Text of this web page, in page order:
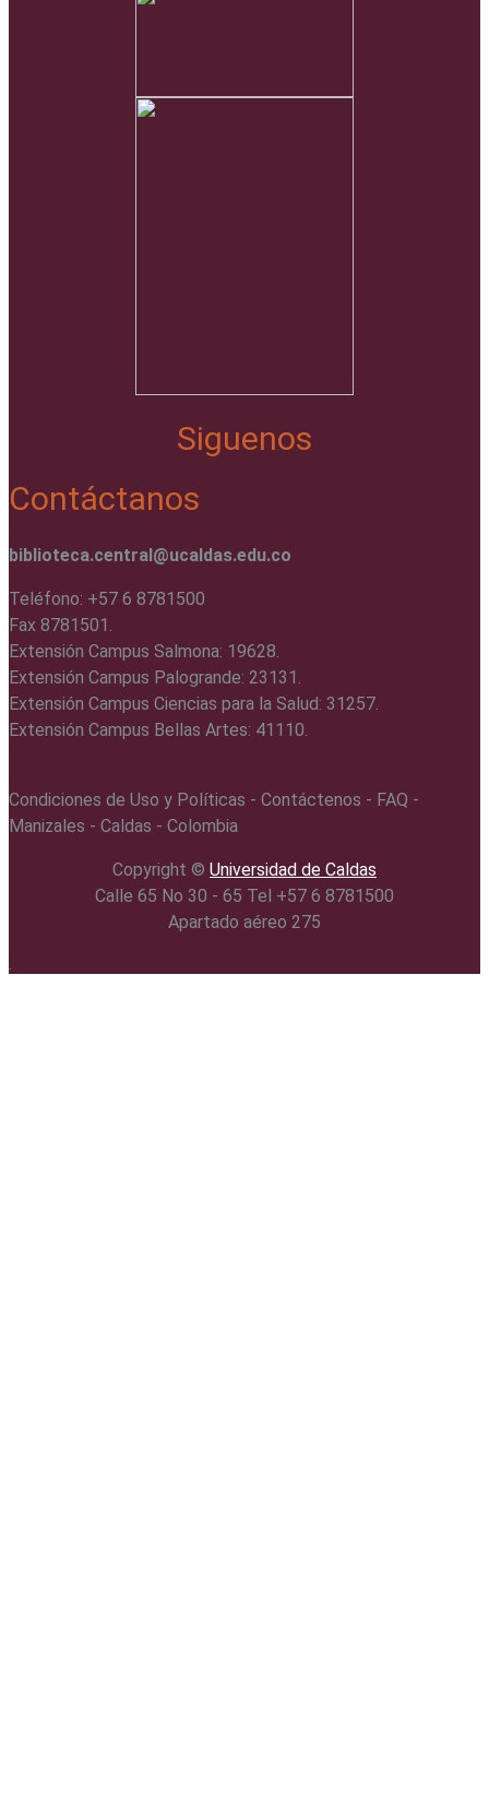
Siguenos
Contáctanos
biblioteca.central@ucaldas.edu.co
Teléfono: +57 6 8781500
Fax 8781501.
Extensión Campus Salmona: 19628.
Extensión Campus Palogrande: 23131.
Extensión Campus Ciencias para la Salud: 31257.
Extensión Campus Bellas Artes: 41110.
Condiciones de Uso y Políticas - Contáctenos - FAQ -
Manizales - Caldas - Colombia
Copyright ©️ Universidad de Caldas
Calle 65 No 30 - 65 Tel +57 6 8781500
Apartado aéreo 275
.